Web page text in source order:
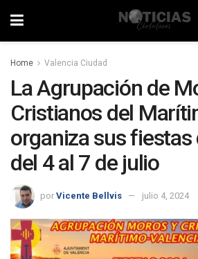
Home Valencia Ciudad
La Agrupación de
Cristianos del
organiza sus fiestas
del 4 al 7 de julio
por Vicente Bellvis julio 4, 2024